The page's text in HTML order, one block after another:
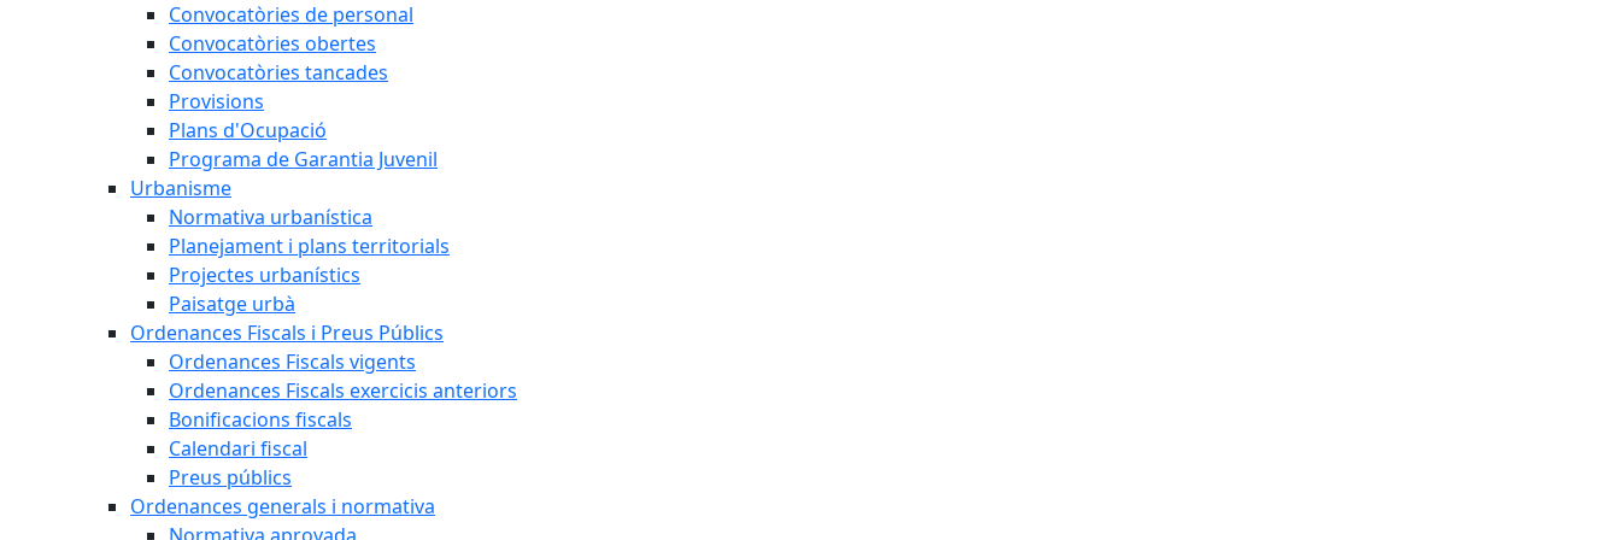
Convocatòries de personal
Convocatòries obertes
Convocatòries tancades
Provisions
Plans d'Ocupació
Programa de Garantia Juvenil
Urbanisme
Normativa urbanística
Planejament i plans territorials
Projectes urbanístics
Paisatge urbà
Ordenances Fiscals i Preus Públics
Ordenances Fiscals vigents
Ordenances Fiscals exercicis anteriors
Bonificacions fiscals
Calendari fiscal
Preus públics
Ordenances generals i normativa